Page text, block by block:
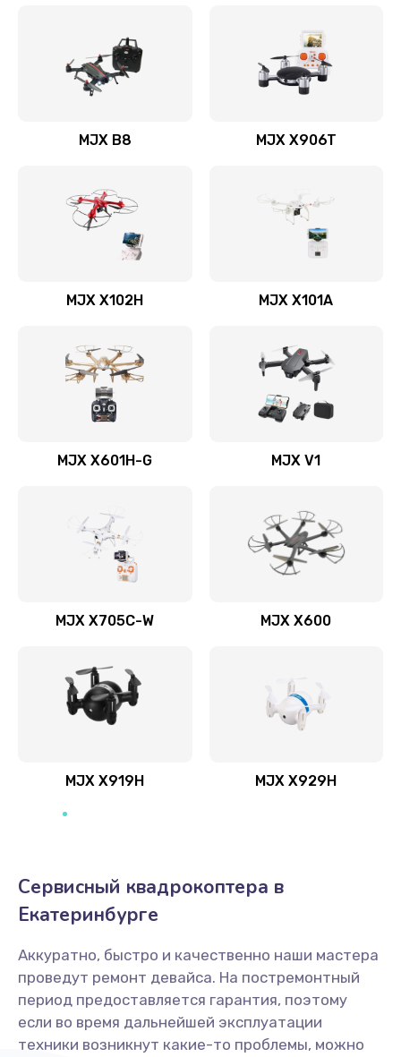
MJX B8 MJX X906T
MJX X102H MJX X101A
MJX X601H-G MJX V1
MJX X705C-W MJX X600
MJX X919H MJX X929H
Сервисный квадрокоптера в
Екатеринбурге
Аккуратно, быстро и качественно наши мастера
проведут ремонт девайса. На постремонтный
период предоставляется гарантия, поэтому
если во время дальнейшей эксплуатации
техники возникнут какие-то проблемы, можно